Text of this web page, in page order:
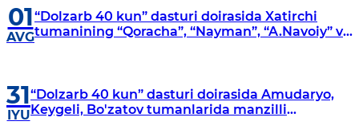
01
AVG
“Dolzarb 40 kun” dasturi doirasida Xatirchi
tumanining “Qoracha”, “Nayman”, “A.Navoiy” va
31
IYU
“Dolzarb 40 kun” dasturi doirasida Amudaryo,
Keygeli, Bo'zatov tumanlarida manzilli